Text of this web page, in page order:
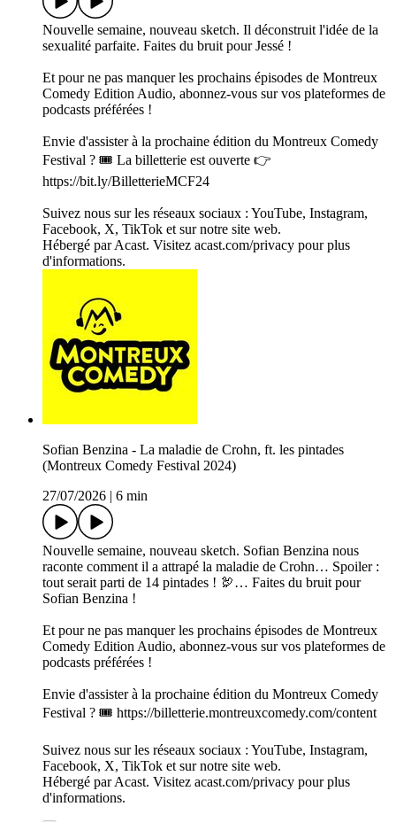
Nouvelle semaine, nouveau sketch. Il déconstruit l'idée de la
sexualité parfaite. Faites du bruit pour Jessé !
Et pour ne pas manquer les prochains épisodes de Montreux
Comedy Edition Audio, abonnez-vous sur vos plateformes de
podcasts préférées !
Envie d'assister à la prochaine édition du Montreux Comedy
Festival ? 🎟️ La billetterie est ouverte 👉
https://bit.ly/BilletterieMCF24
Suivez nous sur les réseaux sociaux : YouTube, Instagram,
Facebook, X, TikTok et sur notre site web.
Hébergé par Acast. Visitez acast.com/privacy pour plus
d'informations.
Sofian Benzina - La maladie de Crohn, ft. les pintades
(Montreux Comedy Festival 2024)
27/07/2026
6 min
Nouvelle semaine, nouveau sketch. Sofian Benzina nous
raconte comment il a attrapé la maladie de Crohn… Spoiler :
tout serait parti de 14 pintades ! 🦃… Faites du bruit pour
Sofian Benzina !
Et pour ne pas manquer les prochains épisodes de Montreux
Comedy Edition Audio, abonnez-vous sur vos plateformes de
podcasts préférées !
Envie d'assister à la prochaine édition du Montreux Comedy
Festival ? 🎟️ https://billetterie.montreuxcomedy.com/content
Suivez nous sur les réseaux sociaux : YouTube, Instagram,
Facebook, X, TikTok et sur notre site web.
Hébergé par Acast. Visitez acast.com/privacy pour plus
d'informations.